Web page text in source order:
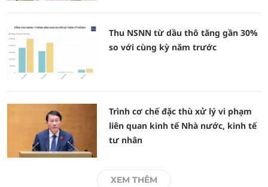
Thu NSNN từ dầu thô tăng gần 30%
so với cùng kỳ năm trước
Trình cơ chế đặc thù xử lý vi phạm
liên quan kinh tế Nhà nước, kinh tế
tư nhân
XEM THÊM